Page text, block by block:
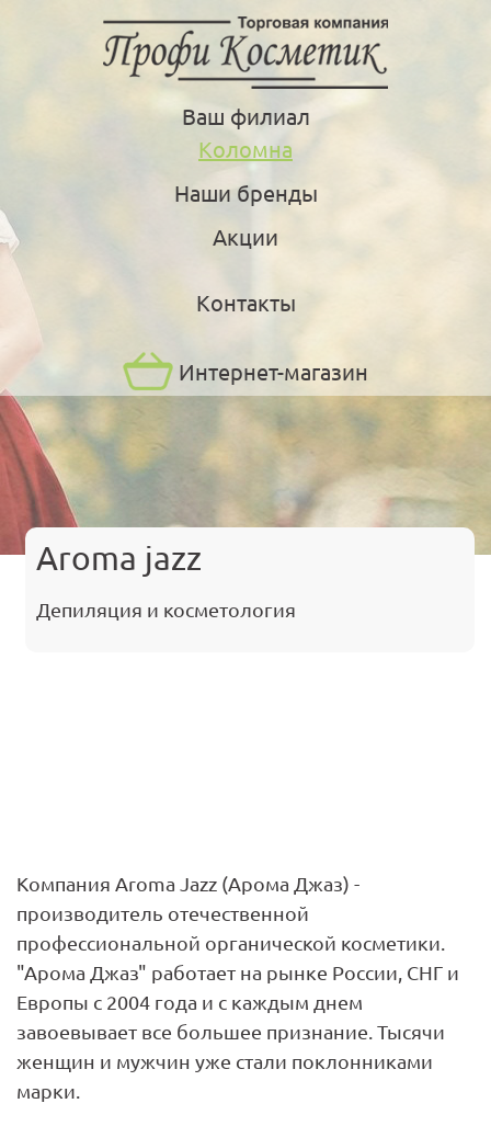
Ваш филиал
Коломна
Наши бренды
Акции
Контакты
Интернет-магазин
Aroma jazz
Депиляция и косметология
Компания Aroma Jazz (Арома Джаз) -
производитель отечественной
профессиональной органической косметики.
"Арома Джаз" работает на рынке России, СНГ и
Европы с 2004 года и с каждым днем
завоевывает все большее признание. Тысячи
женщин и мужчин уже стали поклонниками
марки.